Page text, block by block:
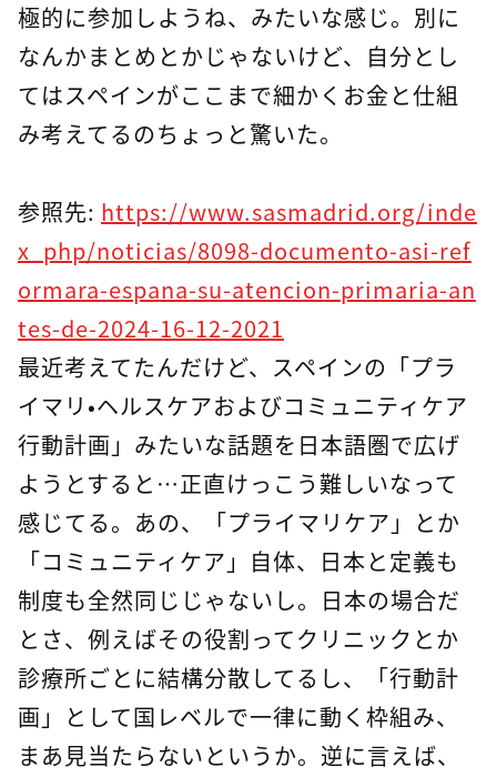
極的に参加しようね、みたいな感じ。別に
なんかまとめとかじゃないけど、自分とし
てはスペインがここまで細かくお金と仕組
み考えてるのちょっと驚いた。
参照先: https://www.sasmadrid.org/inde
x_php/noticias/8098-documento-asi-ref
ormara-espana-su-atencion-primaria-an
tes-de-2024-16-12-2021
最近考えてたんだけど、スペインの「プラ
イマリ・ヘルスケアおよびコミュニティケア
行動計画」みたいな話題を日本語圏で広げ
ようとすると…正直けっこう難しいなって
感じてる。あの、「プライマリケア」とか
「コミュニティケア」自体、日本と定義も
制度も全然同じじゃないし。日本の場合だ
とさ、例えばその役割ってクリニックとか
診療所ごとに結構分散してるし、「行動計
画」として国レベルで一律に動く枠組み、
まあ見当たらないというか。逆に言えば、